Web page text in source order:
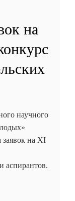
на
научного
заявок на XI
аспирантов.